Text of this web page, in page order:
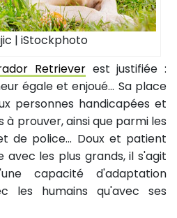
| iStockphoto
Retrieverest justifiée :
égale et enjoué... Sa place
personnes handicapées et
à prouver, ainsi que parmi les
de police... Doux et patient
avec les plus grands, il s'agit
capacité d'adaptation
les humains qu'avec ses